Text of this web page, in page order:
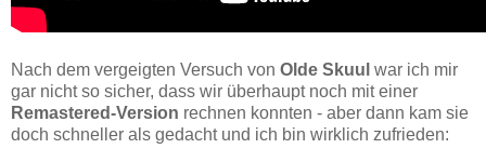
Nach dem vergeigten Versuch von Olde Skuul war ich mir
gar nicht so sicher, dass wir überhaupt noch mit einer
Remastered-Version rechnen konnten - aber dann kam sie
doch schneller als gedacht und ich bin wirklich zufrieden: